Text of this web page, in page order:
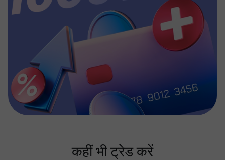
कहीं भी ट्रेड करें